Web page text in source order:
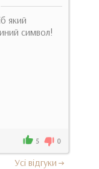
який
символ!
5 0
Усi вiдгуки